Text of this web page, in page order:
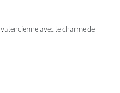
avec le charme de